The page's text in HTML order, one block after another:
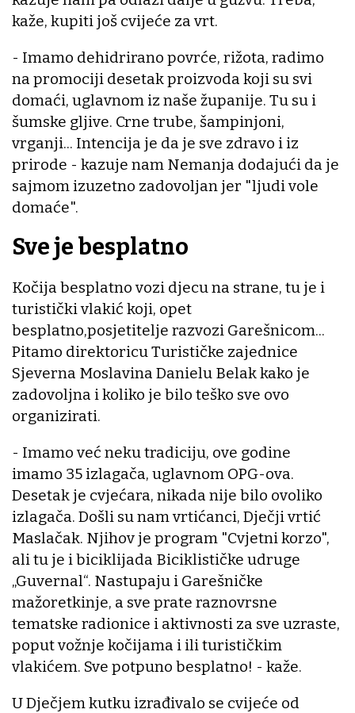
kaže, kupiti još cvijeće za vrt.
- Imamo dehidrirano povrće, rižota, radimo
na promociji desetak proizvoda koji su svi
domaći, uglavnom iz naše županije. Tu su i
šumske gljive. Crne trube, šampinjoni,
vrganji... Intencija je da je sve zdravo i iz
prirode - kazuje nam Nemanja dodajući da je
sajmom izuzetno zadovoljan jer "ljudi vole
domaće".
Sve je besplatno
Kočija besplatno vozi djecu na strane, tu je i
turistički vlakić koji, opet
besplatno,posjetitelje razvozi Garešnicom...
Pitamo direktoricu Turističke zajednice
Sjeverna Moslavina Danielu Belak kako je
zadovoljna i koliko je bilo teško sve ovo
organizirati.
- Imamo već neku tradiciju, ove godine
imamo 35 izlagača, uglavnom OPG-ova.
Desetak je cvjećara, nikada nije bilo ovoliko
izlagača. Došli su nam vrtićanci, Dječji vrtić
Maslačak. Njihov je program "Cvjetni korzo",
ali tu je i biciklijada Biciklističke udruge
„Guvernal“. Nastupaju i Garešničke
mažoretkinje, a sve prate raznovrsne
tematske radionice i aktivnosti za sve uzraste,
poput vožnje kočijama i ili turističkim
vlakićem. Sve potpuno besplatno! - kaže.
U Dječjem kutku izrađivalo se cvijeće od